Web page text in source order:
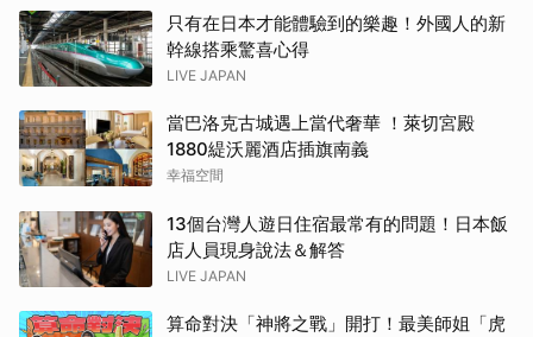
只有在日本才能體驗到的樂趣！外國人的新
幹線搭乘驚喜心得
LIVE JAPAN
當巴洛克古城遇上當代奢華 ！萊切宮殿
1880緹沃麗酒店插旗南義
幸福空間
13個台灣人遊日住宿最常有的問題！日本飯
店人員現身說法＆解答
LIVE JAPAN
算命對決「神將之戰」開打！最美師姐「虎